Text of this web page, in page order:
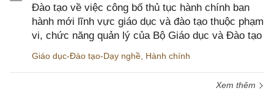
Đào tạo về việc công bố thủ tục hành chính ban
hành mới lĩnh vực giáo dục và đào tạo thuộc phạm
vi, chức năng quản lý của Bộ Giáo dục và Đào tạo
Giáo dục-Đào tạo-Dạy nghề Hành chính
Xem thêm